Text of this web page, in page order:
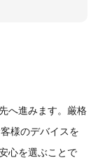
へ進みます。厳格
様のデバイスを
心を選ぶことで